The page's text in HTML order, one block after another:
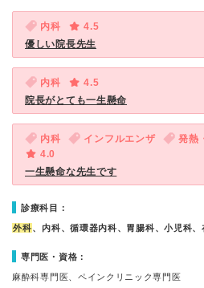
内科
4.5
優しい院長先生
内科
4.5
院長がとても一生懸命
内科 インフルエンザ
発熱
4.0
一生懸命な先生です
診療科目：
外科、内科、循環器内科、胃腸科、小児科、
専門医・資格：
麻酔科専門医、ペインクリニック専門医